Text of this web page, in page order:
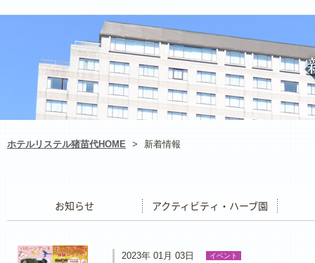
ホテルリステル猪苗代HOME > 新着情報
2023年 01月 03日 イベント